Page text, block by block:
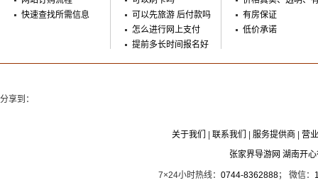
快速查找所需信息
可以先旅游 后付款吗
怎么进行网上支付
提前多长时间报名好
有房保证
低价承诺
分享到：
关于我们 联系我们 服务提供商
营
张家界导游网 湖南开
7×24小时热线： 0744-8362888； 微信：